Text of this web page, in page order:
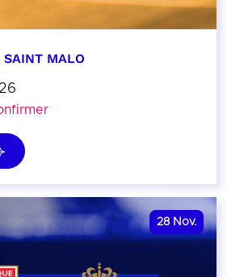
SAINT MALO
28 Nov.